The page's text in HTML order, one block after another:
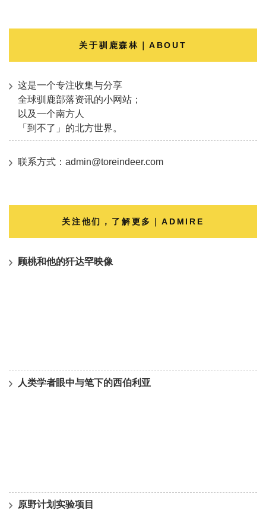
关于驯鹿森林｜ABOUT
这是一个专注收集与分享
全球驯鹿部落资讯的小网站；
以及一个南方人
「到不了」的北方世界。
联系方式：admin@toreindeer.com
关注他们，了解更多｜ADMIRE
顾桃和他的犴达罕映像
人类学者眼中与笔下的西伯利亚
原野计划实验项目